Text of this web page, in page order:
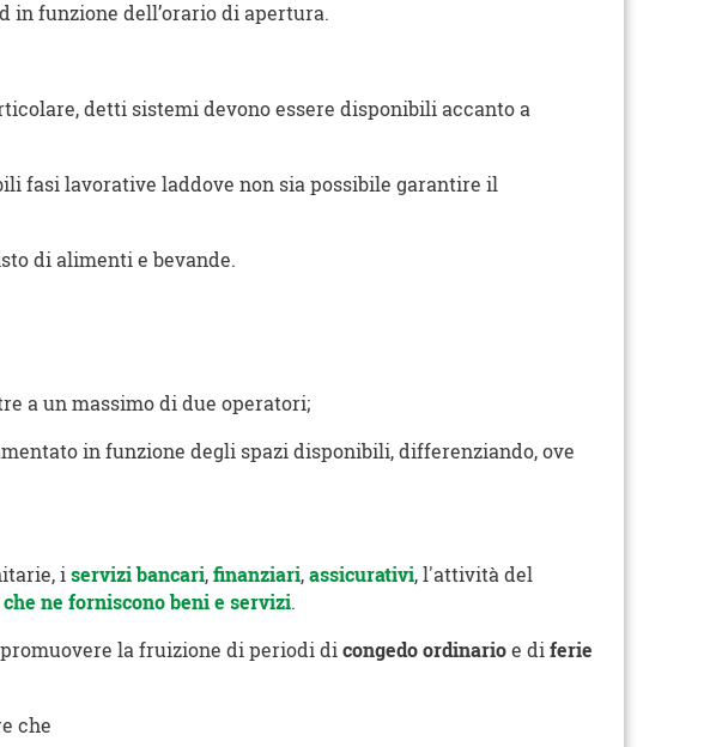
in funzione dell’orario di apertura.
detti sistemi devono essere disponibili accanto a
fasi lavorative laddove non sia possibile garantire il
di alimenti e bevande.
a un massimo di due operatori;
in funzione degli spazi disponibili, differenziando, ove
i servizi bancari, finanziari, assicurativi, l'attività del
ne forniscono beni e servizi.
la fruizione di periodi di congedo ordinario e di ferie
che